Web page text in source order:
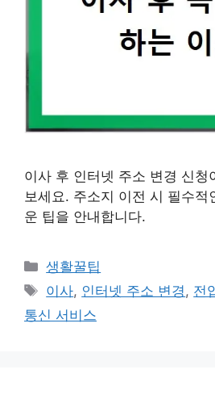
이사 후 인터넷 주소 변경 신청
보세요. 주소지 이전 시 필수적
운 팁을 안내합니다.
카
테
리
생활꿀팁
태
그
이사, 인터넷 주소 변경, 전
통신 서비스